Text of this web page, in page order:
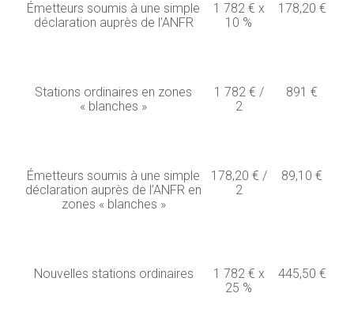
Émetteurs soumis à une simple
déclaration auprès de l’ANFR
1 782 € x
10 %
178,20 €
Stations ordinaires en zones
« blanches »
1 782 € /
2
891 €
Émetteurs soumis à une simple
déclaration auprès de l’ANFR en
zones « blanches »
178,20 € /
2
89,10 €
Nouvelles stations ordinaires
1 782 € x
25 %
445,50 €